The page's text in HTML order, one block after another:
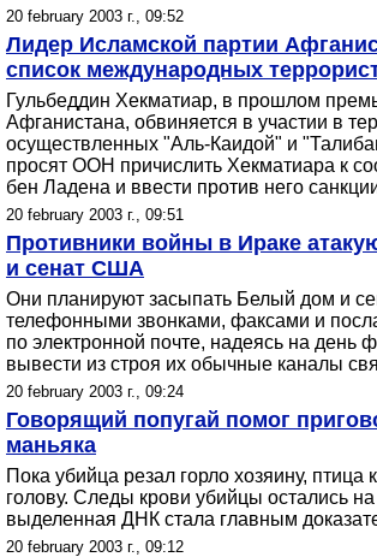
20 february 2003 г., 09:52
Лидер Исламской партии
список международных
Гульбеддин Хекматиар, в прошлом
Афганистана, обвиняется в участии в
осуществленных "Аль-Каидой" и
просят ООН причислить Хекматиара к
бен Ладена и ввести против него
20 february 2003 г., 09:51
Противники войны в Ираке
и сенат США
Они планируют засыпать Белый дом и
телефонными звонками, факсами и
по электронной почте, надеясь на день
вывести из строя их обычные каналы
20 february 2003 г., 09:24
Говорящий попугай помог
маньяка
Пока убийца резал горло хозяину, птица
голову. Следы крови убийцы остались
выделенная ДНК стала главным
20 february 2003 г., 09:12